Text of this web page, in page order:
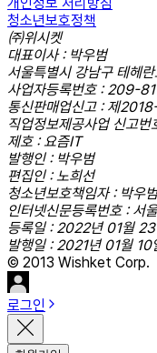
청소년보호정책
㈜위시켓
대표이사 : 박우범
서울특별시 강남구 테헤
사업자등록번호 : 209-
통신판매업신고 : 제
직업정보제공사업 신고
제호 : 요즘IT
발행인 : 박우범
편집인 : 노희선
청소년보호책임자 : 박우범
인터넷신문등록번호 : 서
등록일 : 2022년 01월
발행일 : 2021년 01월 10
© 2013 Wishket Corp.
로그인